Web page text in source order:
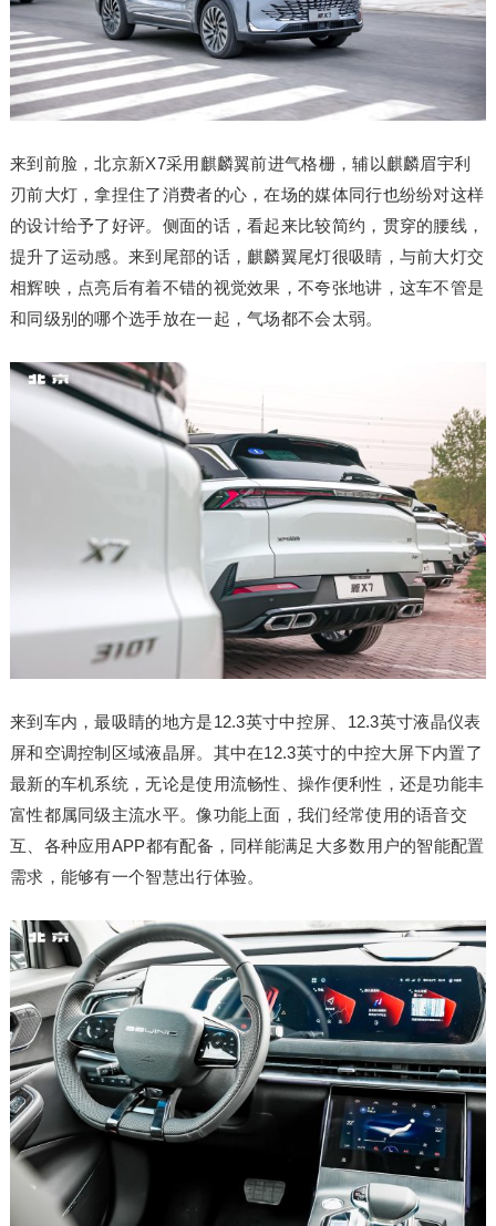
来到前脸，北京新X7采用麒麟翼前进气格栅，辅以麒麟眉宇利
刃前大灯，拿捏住了消费者的心，在场的媒体同行也纷纷对这样
的设计给予了好评。侧面的话，看起来比较简约，贯穿的腰线，
提升了运动感。来到尾部的话，麒麟翼尾灯很吸睛，与前大灯交
相辉映，点亮后有着不错的视觉效果，不夸张地讲，这车不管是
和同级别的哪个选手放在一起，气场都不会太弱。
来到车内，最吸睛的地方是12.3英寸中控屏、12.3英寸液晶仪表
屏和空调控制区域液晶屏。其中在12.3英寸的中控大屏下内置了
最新的车机系统，无论是使用流畅性、操作便利性，还是功能丰
富性都属同级主流水平。像功能上面，我们经常使用的语音交
互、各种应用APP都有配备，同样能满足大多数用户的智能配置
需求，能够有一个智慧出行体验。